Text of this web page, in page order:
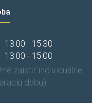
13:00 - 15:30
13:00 - 15:00
zaistiť individuálne
dobu).